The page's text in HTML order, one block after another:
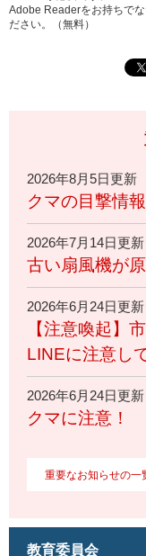
Adobe Readerをお持ちで
ださい。（無料）
2026年8月5日更新
クマの目撃情報
2026年7月14日更新
古い扇風機が
2026年6月24日更新
【注意喚起】
LINEに注意し
2026年6月24日更新
クマに注意！
重要なお知らせの一
教育委員会